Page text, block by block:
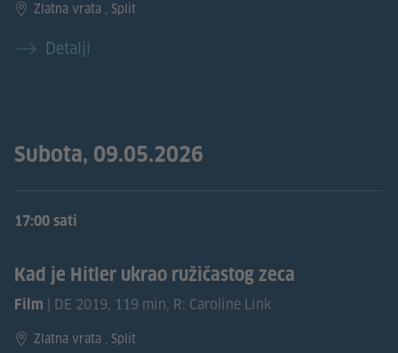
Zlatna vrata , Split
Detalji
Subota, 09.05.2026
17:00 sati
Kad je Hitler ukrao ružičastog zeca
Film | DE 2019, 119 min, R: Caroline Link
Zlatna vrata , Split